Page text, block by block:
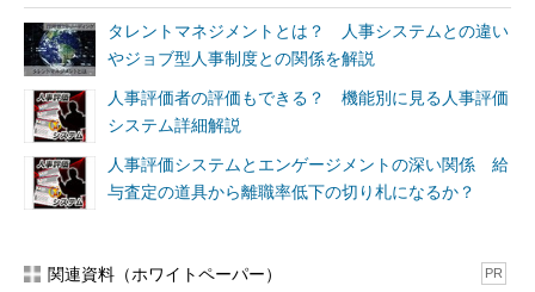
タレントマネジメントとは？ 人事システムとの違い
やジョブ型人事制度との関係を解説
人事評価者の評価もできる？ 機能別に見る人事評価
システム詳細解説
人事評価システムとエンゲージメントの深い関係 給
与査定の道具から離職率低下の切り札になるか？
関連資料（ホワイトペーパー） PR